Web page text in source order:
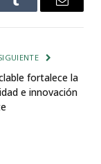
Tumblr Email
fortalece la
e innovación